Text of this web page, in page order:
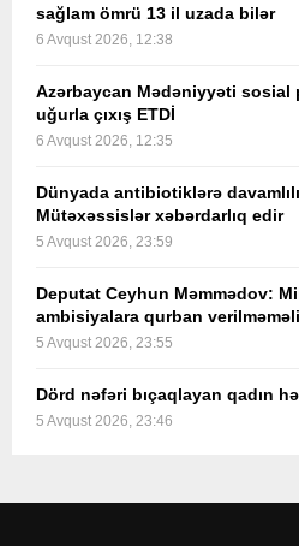
sağlam ömrü 13 il uzada bilər
6 Avqust 2026, 12:38
Azərbaycan Mədəniyyəti sosial
uğurla çıxış ETDİ
6 Avqust 2026, 12:35
Dünyada antibiotiklərə
Mütəxəssislər xəbərdarlıq edir
5 Avqust 2026, 23:59
Deputat Ceyhun Məmmədov:
ambisiyalara qurban
5 Avqust 2026, 23:55
Dörd nəfəri bıçaqlayan qadın
5 Avqust 2026, 23:46